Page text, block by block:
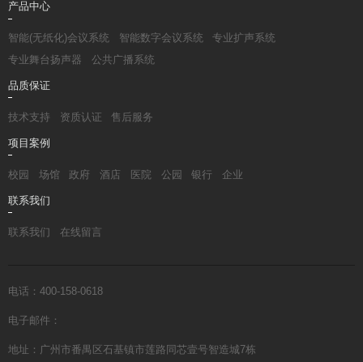
产品中心
智能(无纸化)会议系统 智能数字会议系统
专业扩声系统
专业舞台扬声器
公共广播系统
品质保证
技术支持 资质认证 售后服务
项目案例
校园 场馆 政府 酒店 医院 公园 银行 企业
联系我们
联系我们 在线留言
电话：400-158-0618
电子邮件：
地址：广州市番禺区石基镇市莲路同芯壹号智造城7栋